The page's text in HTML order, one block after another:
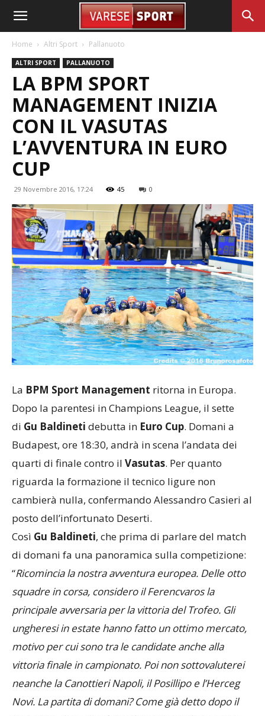
Home Altri Sport Pallanuoto
ALTRI SPORT PALLANUOTO
LA BPM SPORT
MANAGEMENT INIZIA
CON IL VASUTAS
L’AVVENTURA IN EURO
CUP
29 Novembre 2016, 17:24 45 0
La BPM Sport Management ritorna in Europa.
Dopo la parentesi in Champions League, il sette
di Gu Baldineti debutta in Euro Cup. Domani a
Budapest, ore 18:30, andrà in scena l’andata dei
quarti di finale contro il Vasutas. Per quanto
riguarda la formazione il tecnico ligure non
cambierà nulla, confermando Alessandro Casieri al
posto dell’infortunato Deserti.
Così Gu Baldineti, che prima di parlare del match
di domani fa una panoramica sulla competizione:
“Ricomincia la nostra avventura europea. Delle otto
squadre in corsa, considero il Ferencvaros la
principale avversaria per la vittoria del Trofeo. Gli
ungheresi in estate hanno fatto un ottimo mercato,
motivo per cui sono tra le candidate anche alla
vittoria finale in campionato. Poi non sottovaluterei
neanche la Canottieri Napoli, il Posillipo e l’Herceg
Novi. La partita di domani? Come già detto dopo il